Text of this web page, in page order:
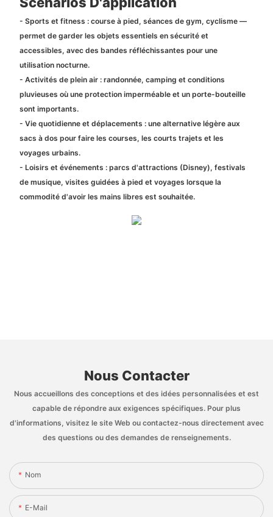
- Sports et fitness : course à pied, séances de gym, cyclisme —
permet de garder les objets essentiels en sécurité et
accessibles, avec des bandes réfléchissantes pour une
utilisation nocturne.
- Activités de plein air : randonnée, camping et conditions
pluvieuses où une protection imperméable et un porte-bouteille
sont importants.
- Vie quotidienne et déplacements : une alternative légère aux
sacs à dos pour faire les courses, les courts trajets et les
voyages urbains.
- Loisirs et événements : parcs d'attractions (Disney), festivals
de musique, visites guidées à pied et voyages lorsque la
commodité d'avoir les mains libres est souhaitée.
Nous Contacter
Nous accueillons des conceptions et des idées personnalisées et est
capable de répondre aux exigences spécifiques. Pour plus
d'informations, visitez le site Web ou contactez-nous directement avec
des questions ou des demandes de renseignements.
Nom
E-Mail